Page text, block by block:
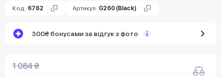
Код: 6762 Артикул: G260 (Black)
300₴ бонусами за відгук з фото
1 084 ₴